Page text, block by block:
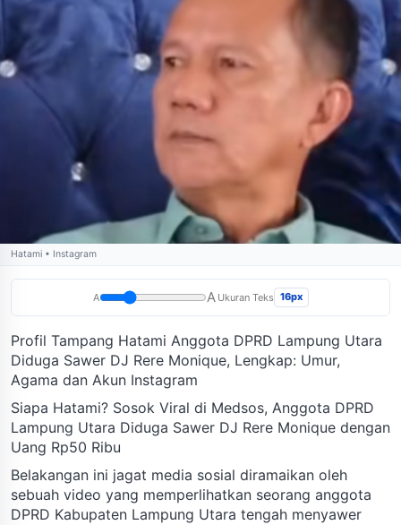
Hatami • Instagram
A A Ukuran Teks 16px
Profil Tampang Hatami Anggota DPRD Lampung Utara
Diduga Sawer DJ Rere Monique, Lengkap: Umur,
Agama dan Akun Instagram
Siapa Hatami? Sosok Viral di Medsos, Anggota DPRD
Lampung Utara Diduga Sawer DJ Rere Monique dengan
Uang Rp50 Ribu
Belakangan ini jagat media sosial diramaikan oleh
sebuah video yang memperlihatkan seorang anggota
DPRD Kabupaten Lampung Utara tengah menyawer